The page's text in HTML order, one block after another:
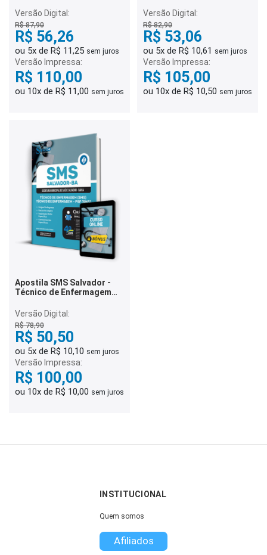
Versão Digital:
R$ 87,90
R$ 56,26
ou 5x de R$ 11,25 sem juros
Versão Impressa:
R$ 110,00
ou 10x de R$ 11,00 sem juros
Versão Digital:
R$ 82,90
R$ 53,06
ou 5x de R$ 10,61 sem juros
Versão Impressa:
R$ 105,00
ou 10x de R$ 10,50 sem juros
Apostila SMS Salvador -
Técnico de Enfermagem
Enfermagem - PSF (SMS)
Versão Digital:
R$ 78,90
R$ 50,50
ou 5x de R$ 10,10 sem juros
Versão Impressa:
R$ 100,00
ou 10x de R$ 10,00 sem juros
INSTITUCIONAL
Quem somos
Afiliados